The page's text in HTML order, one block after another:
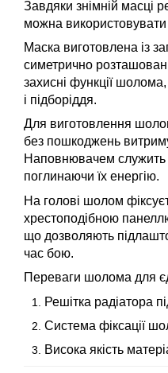
Завдяки знімній масці
можна використовувати
Маска виготовлена із
симетрично
захисні функції
і підборіддя.
Для виготовлення
без пошкоджень
Наповнювачем служить
поглинаючи їх енергію.
На голові шолом
хрестоподібною
що дозволяють
час бою.
Переваги шолома для
Решітка радіатора
Система фіксації
Висока якість